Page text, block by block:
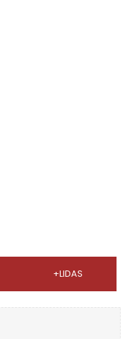
+LIDAS